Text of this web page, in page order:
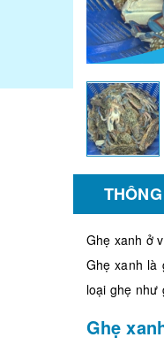
Ghẹ xanh ở
Ghẹ xanh là
loại ghẹ như
Ghẹ